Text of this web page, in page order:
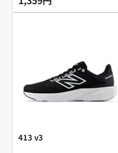
軽量 通気 滑り止 ヨガ サーフ
413 v3